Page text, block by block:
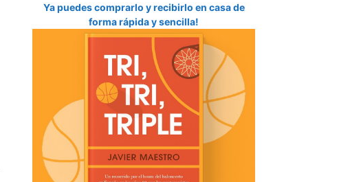
Ya puedes comprarlo y recibirlo en casa de
forma rápida y sencilla!